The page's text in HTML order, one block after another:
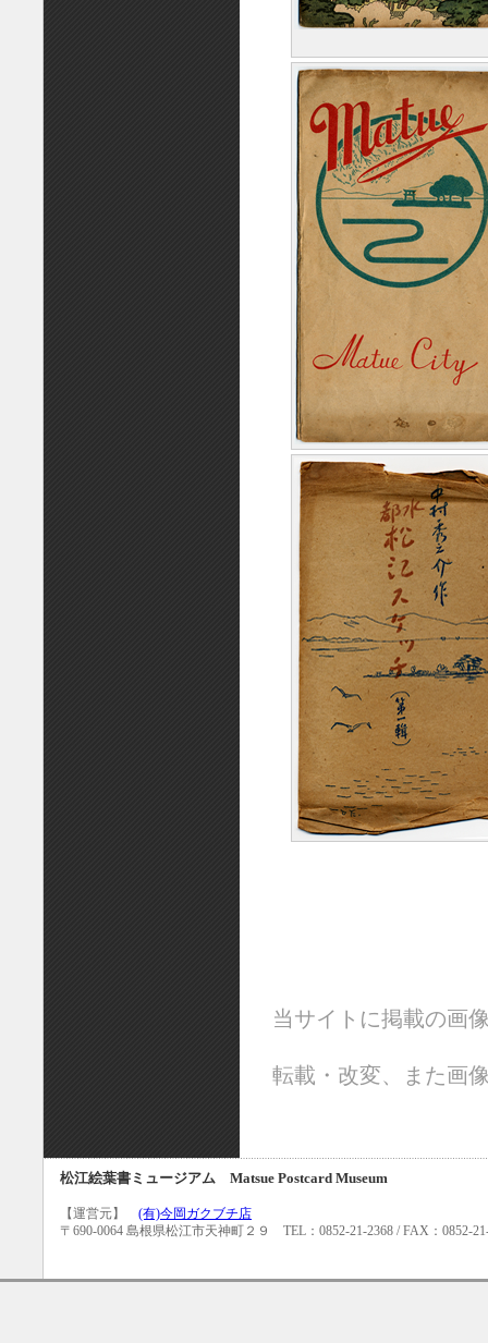
当サイトに掲載の画
転載・改変、また画
松江絵葉書ミュージアム Matsue Postcard Museum
【運営元】 (有)今岡ガクブチ店
〒690-0064 島根県松江市天神町２９ TEL：0852-21-2368 / FAX：0852-